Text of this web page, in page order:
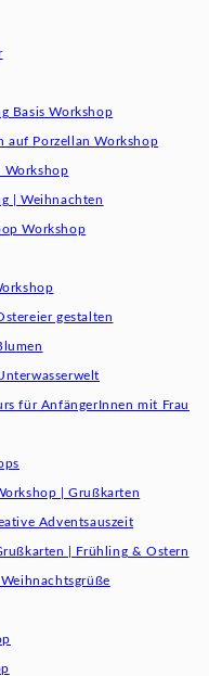
Basis Workshop
auf Porzellan Workshop
Workshop
| Weihnachten
Workshop
gestalten
für AnfängerInnen mit Frau
| Grußkarten
Adventsauszeit
| Frühling & Ostern